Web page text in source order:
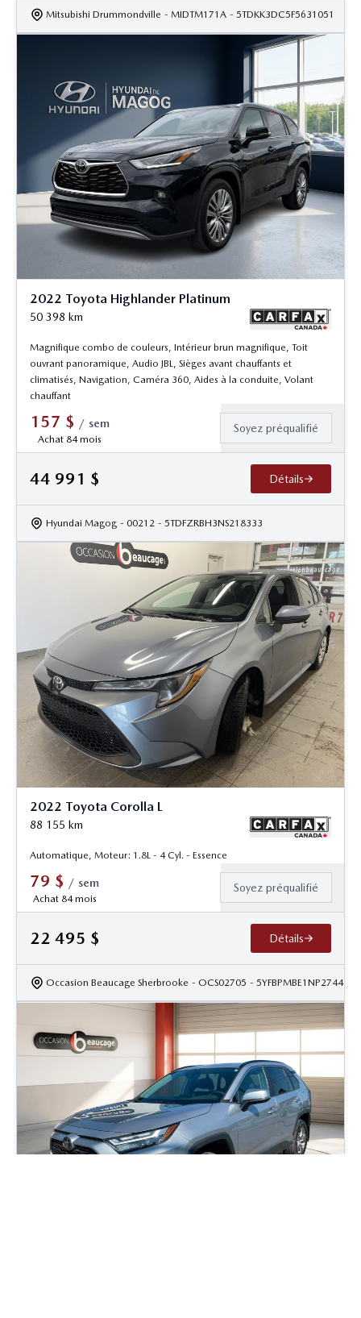
Mitsubishi Drummondville - MIDTM171A - 5TDKK3DC5F5631051
2022 Toyota Highlander Platinum
50 398 km
Magnifique combo de couleurs, Intérieur brun magnifique, Toit
ouvrant panoramique, Audio JBL, Sièges avant chauffants et
climatisés, Navigation, Caméra 360, Aides à la conduite, Volant
chauffant
157 $ / sem
Achat 84 mois
Soyez préqualifié
44 991 $ Détails
Hyundai Magog - 00212 - 5TDFZRBH3NS218333
2022 Toyota Corolla L
88 155 km
Automatique, Moteur: 1.8L - 4 Cyl. - Essence
79 $ / sem
Achat 84 mois
Soyez préqualifié
22 495 $ Détails
Occasion Beaucage Sherbrooke - OCS02705 - 5YFBPMBE1NP274437